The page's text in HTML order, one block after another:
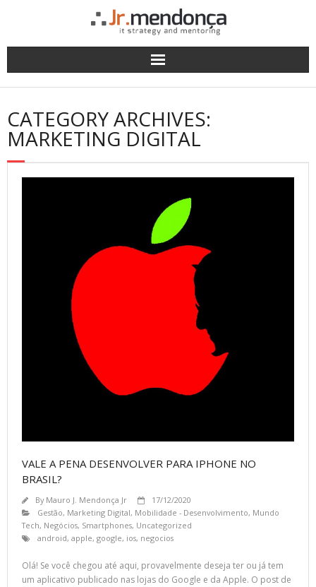
CATEGORY ARCHIVES:
MARKETING DIGITAL
VALE A PENA DESENVOLVER PARA IPHONE NO
BRASIL?
By Mauro J. Mendonça Jr
17/12/2020
Gestão, Marketing Digital, Mobilidade - Desenvolvimento, Mundo
Tech, Negócios, Smartphones, Uncategorized
android, apple, google, ios, negocios
Olá! Se você chegou até aqui, provavelmente deseja ter ou já tem
um aplicativo publicado nas lojas do Google e da Apple. O post de